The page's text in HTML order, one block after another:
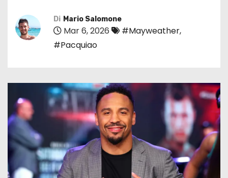
Di Mario Salomone
Mar 6, 2026 #Mayweather,
#Pacquiao